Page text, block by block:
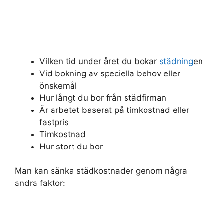
Vilken tid under året du bokar städningen
Vid bokning av speciella behov eller
önskemål
Hur långt du bor från städfirman
Är arbetet baserat på timkostnad eller
fastpris
Timkostnad
Hur stort du bor
Man kan sänka städkostnader genom några
andra faktor: